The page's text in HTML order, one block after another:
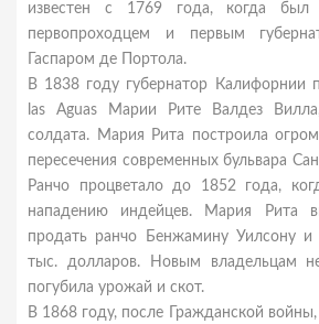
известен с 1769 года, когда был
первопроходцем и первым
Гаспаром де Портола.
В 1838 году губернатор Калифорнии
las Aguas Марии Рите Валдез
солдата. Мария Рита построила
пересечения современных бульвара
Ранчо процветало до 1852 года,
нападению индейцев. Мария Рита
продать ранчо Бенжамину Уилсону и
тыс. долларов. Новым владельцам
погубила урожай и скот.
В 1868 году, после Гражданской